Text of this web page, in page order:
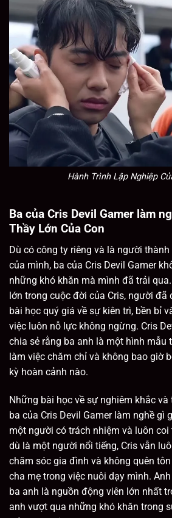
Hành Trình Lập Nghiệp
Ba của Cris Devil Gamer làm
Thầy Lớn Của Con
Dù có công ty riêng và là người
của mình, ba của Cris Devil Gamer
những khó khăn mà mình đã trải
lớn trong cuộc đời của Cris, người đã
bài học quý giá về sự kiên trì, bền bỉ
việc luôn nỗ lực không ngừng. Cris
chia sẻ rằng ba anh là một hình mẫu
làm việc chăm chỉ và không bao giờ
kỳ hoàn cảnh nào.
Những bài học về sự nghiêm khắc
ba của Cris Devil Gamer làm nghề gì
một người có trách nhiệm và luôn
dù là một người nổi tiếng, Cris vẫn
chăm sóc gia đình và không quên
cha mẹ trong việc nuôi dạy mình.
ba anh là nguồn động viên lớn nhất
anh vượt qua những khó khăn trong